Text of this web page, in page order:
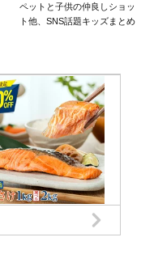
ペットと子供の仲良しショッ
ト他、SNS話題キッズまとめ